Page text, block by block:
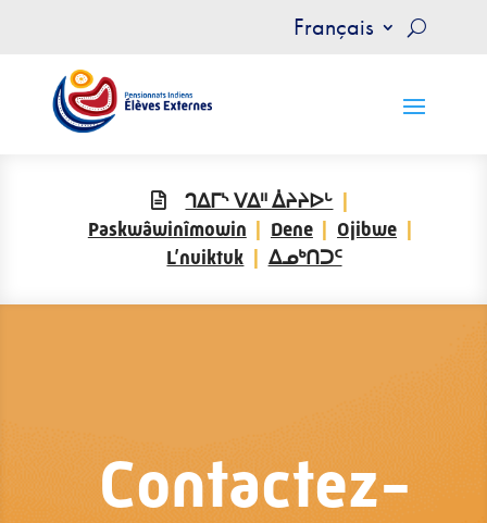
Français
ᒉᐃᒥᔅ ᐯᐃᐦ ᐄᔨᔨᐅᒡ
Paskwâwinîmowin
Dene
Ojibwe
L’nuiktuk
ᐃᓄᒃᑎᑐᑦ
Contactez-